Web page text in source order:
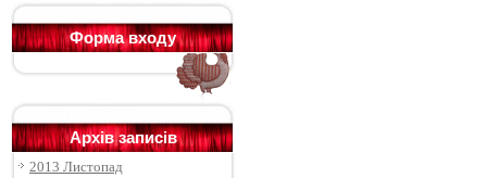
Форма входу
Архів записів
2013 Листопад